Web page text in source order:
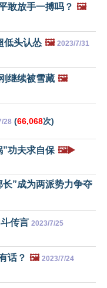
敢放手一搏吗？ 🖼️
低头认怂 🖼️ 2023/7/31
继续被雪藏 🖼️
28 (66,068次)
”功夫求自保 🖼️▶️
”成为两派势力争夺
传言 2023/7/25
话？ 🖼️ 2023/7/24